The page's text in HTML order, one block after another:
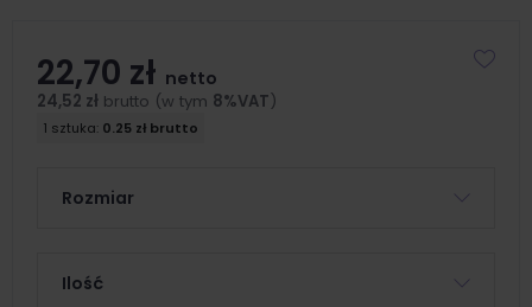
22,70 zł netto
24,52 zł brutto (w tym 8%VAT)
1 sztuka: 0.25 zł brutto
Rozmiar
Ilość